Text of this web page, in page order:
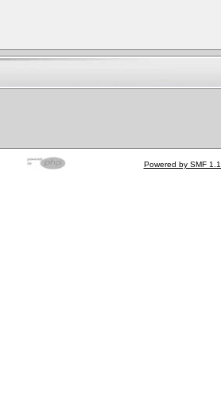
Powered by SMF